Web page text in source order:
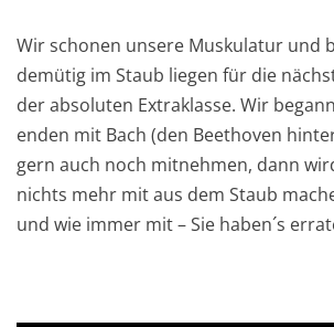
Wir schonen unsere Muskulatur und
demütig im Staub liegen für die
der absoluten Extraklasse. Wir
enden mit Bach (den Beethoven
gern auch noch mitnehmen, dann
nichts mehr mit aus dem Staub
und wie immer mit – Sie haben´s